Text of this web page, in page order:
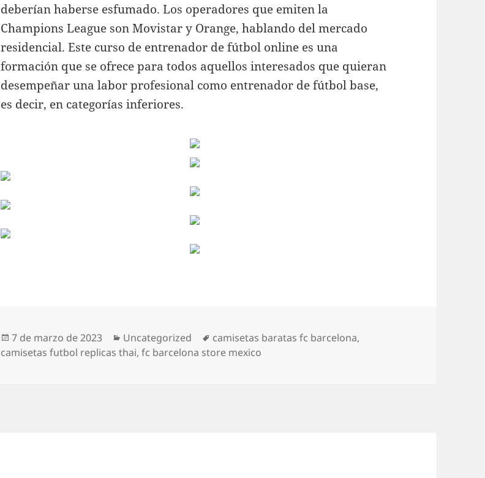
deberían haberse esfumado. Los operadores que emiten la
Champions League son Movistar y Orange, hablando del mercado
residencial. Este curso de entrenador de fútbol online es una
formación que se ofrece para todos aquellos interesados que quieran
desempeñar una labor profesional como entrenador de fútbol base,
es decir, en categorías inferiores.
Publicado
el
7 de marzo de 2023 Categorías
Uncategorized Etiquetas
camisetas baratas fc barcelona,
camisetas futbol replicas thai,fc barcelona store mexico